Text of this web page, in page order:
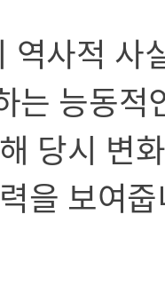
역사적 사
는 능동
당시 변
을 보여